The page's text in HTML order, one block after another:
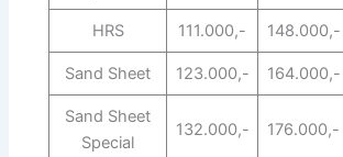
HRS 111.000,- 148.000,-
Sand Sheet 123.000,- 164.000,-
Sand Sheet
Special
132.000,- 176.000,-